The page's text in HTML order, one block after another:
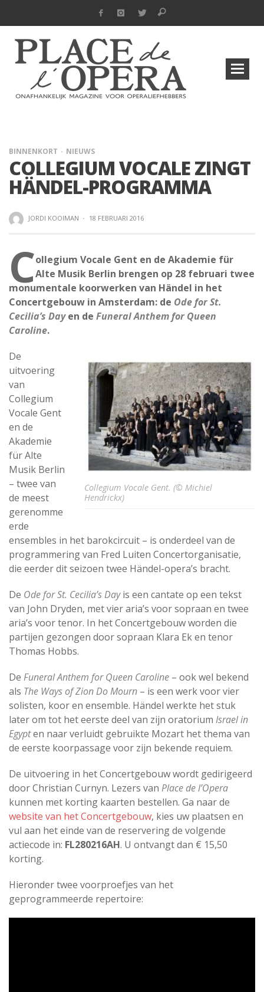
BINNENKORT NIEUWS
COLLEGIUM VOCALE ZINGT
HÄNDEL-PROGRAMMA
JORDI KOOIMAN · 18 FEBRUARI 2016
Collegium Vocale Gent en de Akademie für
Alte Musik Berlin brengen op 28 februari twee
monumentale koorwerken van Händel in het
Concertgebouw in Amsterdam: de Ode for St.
Cecilia’s Dayen de Funeral Anthem for Queen
Caroline.
Collegium Vocale Gent. (© Michiel
Hendrickx)
De
uitvoering
van
Collegium
Vocale Gent
en de
Akademie
für Alte
Musik Berlin
– twee van
de meest
gerenomme
erde
ensembles in het barokcircuit – is onderdeel van de
programmering van Fred Luiten Concertorganisatie,
die eerder dit seizoen twee Händel-opera’s bracht.
De Ode for St. Cecilia’s Dayis een cantate op een tekst
van John Dryden, met vier aria’s voor sopraan en twee
aria’s voor tenor. In het Concertgebouw worden die
partijen gezongen door sopraan Klara Ek en tenor
Thomas Hobbs.
De Funeral Anthem for Queen Caroline – ook wel bekend
als The Ways of Zion Do Mourn – is een werk voor vier
solisten, koor en ensemble. Händel werkte het stuk
later om tot het eerste deel van zijn oratorium Israel in
Egypten naar verluidt gebruikte Mozart het thema van
de eerste koorpassage voor zijn bekende requiem.
De uitvoering in het Concertgebouw wordt gedirigeerd
door Christian Curnyn. Lezers van Place de l’Opera
kunnen met korting kaarten bestellen. Ga naar de
website van het Concertgebouw, kies uw plaatsen en
vul aan het einde van de reservering de volgende
actiecode in: FL280216AH. U ontvangt dan € 15,50
korting.
Hieronder twee voorproefjes van het
geprogrammeerde repertoire: